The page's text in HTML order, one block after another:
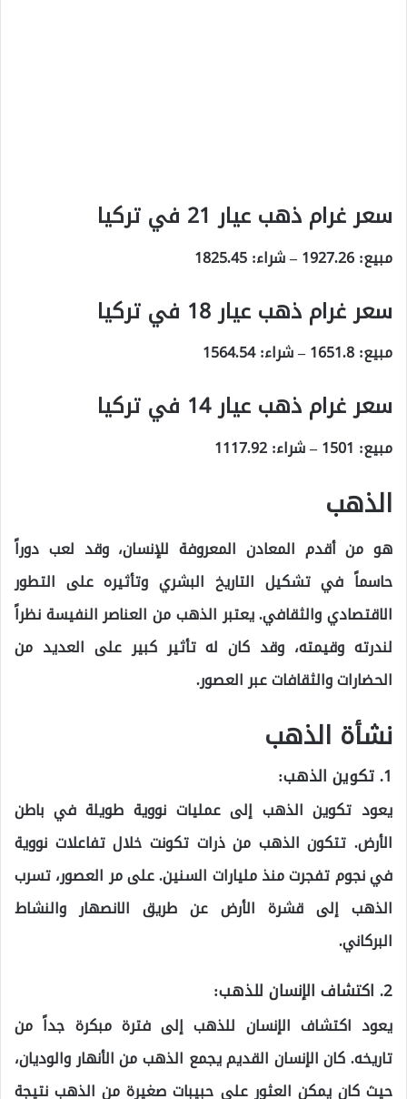
سعر غرام ذهب عيار 21 في تركيا
مبيع:1927.26– شراء:1825.45
سعر غرام ذهب عيار 18 في تركيا
مبيع:1651.8– شراء:1564.54
سعر غرام ذهب عيار 14 في تركيا
مبيع: 1501– شراء:1117.92
الذهب
هو من أقدم المعادن المعروفة للإنسان، وقد لعب دوراً
حاسماً في تشكيل التاريخ البشري وتأثيره على التطور
الاقتصادي والثقافي. يعتبر الذهب من العناصر النفيسة نظراً
لندرته وقيمته، وقد كان له تأثير كبير على العديد من
الحضارات والثقافات عبر العصور.
نشأة الذهب
1. تكوين الذهب:
يعود تكوين الذهب إلى عمليات نووية طويلة في باطن
الأرض. تتكون الذهب من ذرات تكونت خلال تفاعلات نووية
في نجوم تفجرت منذ مليارات السنين. على مر العصور، تسرب
الذهب إلى قشرة الأرض عن طريق الانصهار والنشاط
البركاني.
2. اكتشاف الإنسان للذهب:
يعود اكتشاف الإنسان للذهب إلى فترة مبكرة جداً من
تاريخه. كان الإنسان القديم يجمع الذهب من الأنهار والوديان،
حيث كان يمكن العثور على حبيبات صغيرة من الذهب نتيجة